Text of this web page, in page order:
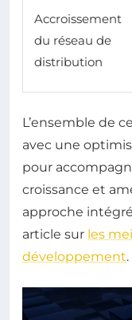
Accroissement
du réseau de
distribution
L’ensemble de
avec une
pour
croissance et
approche
article sur les
développement.